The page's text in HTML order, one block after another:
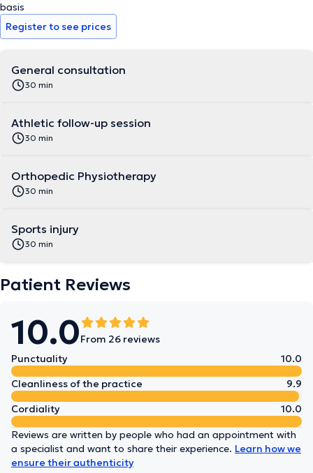
basis
Register to see prices
General consultation
30 min
Athletic follow-up session
30 min
Orthopedic Physiotherapy
30 min
Sports injury
30 min
Patient Reviews
10.0From 26 reviews
Punctuality
10.0
Cleanliness of the practice
9.9
Cordiality
10.0
Reviews are written by people who had an appointment with
a specialist and want to share their experience. Learn how we
ensure their authenticity